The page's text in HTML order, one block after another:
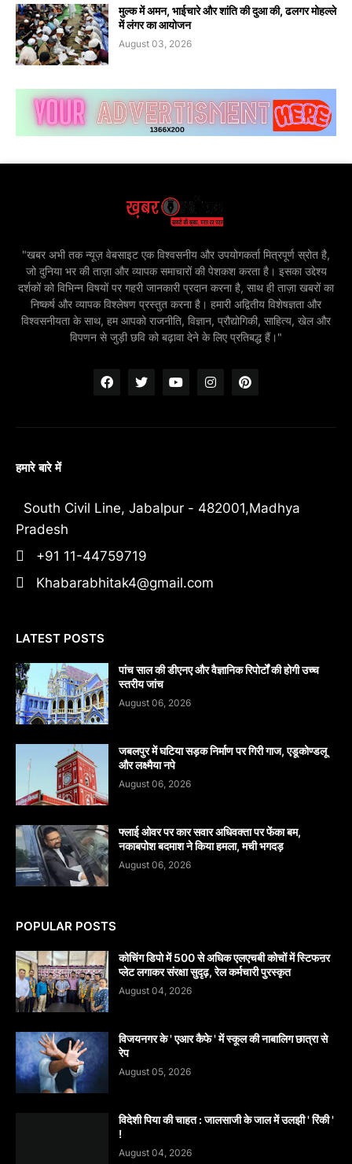
मुल्क में अमन, भाईचारे और शांति की दुआ की, ढलगर मोहल्ले
में लंगर का आयोजन
August 03, 2026
"खबर अभी तक न्यूज़ वेबसाइट एक विश्वसनीय और उपयोगकर्ता मित्रपूर्ण स्रोत है,
जो दुनिया भर की ताज़ा और व्यापक समाचारों की पेशकश करता है। इसका उद्देश्य
दर्शकों को विभिन्न विषयों पर गहरी जानकारी प्रदान करना है, साथ ही ताज़ा खबरों का
निष्कर्ष और व्यापक विश्लेषण प्रस्तुत करना है। हमारी अद्वितीय विशेषज्ञता और
विश्वसनीयता के साथ, हम आपको राजनीति, विज्ञान, प्रौद्योगिकी, साहित्य, खेल और
विपणन से जुड़ी छवि को बढ़ावा देने के लिए प्रतिबद्ध हैं।"
हमारे बारे में
South Civil Line, Jabalpur - 482001,Madhya
Pradesh
+91 11-44759719
Khabarabhitak4@gmail.com
LATEST POSTS
पांच साल की डीएनए और वैज्ञानिक रिपोर्टों की होगी उच्च
स्तरीय जांच
August 06, 2026
जबलपुर में घटिया सड़क निर्माण पर गिरी गाज, एडूकोण्डलू
और लक्ष्मैया नपे
August 06, 2026
फ्लाई ओवर पर कार सवार अधिवक्ता पर फेंका बम,
नकाबपोश बदमाश ने किया हमला, मची भगदड़
August 06, 2026
POPULAR POSTS
कोचिंग डिपो में 500 से अधिक एलएचबी कोचों में स्टिफऩर
प्लेट लगाकर संरक्षा सुदृढ़, रेल कर्मचारी पुरस्कृत
August 04, 2026
विजयनगर के ' एआर कैफे ' में स्कूल की नाबालिग छात्रा से
रेप
August 05, 2026
विदेशी पिया की चाहत : जालसाजी के जाल में उलझी ' रिंकी '
!
August 04, 2026